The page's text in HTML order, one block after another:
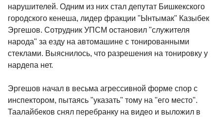
нарушителей. Одним из них стал депутат Бишкекского
городского кенеша, лидер фракции "Ынтымак" Казыбек
Эргешов. Сотрудник УПСМ остановил "служителя
народа" за езду на автомашине с тонированными
стеклами. Выяснилось, что разрешения на тонировку у
нардепа нет.
Эргешов начал в весьма агрессивной форме спор с
инспектором, пытаясь "указать" тому на "его место".
Таалайбеков снял перебранку на видео и выложил в